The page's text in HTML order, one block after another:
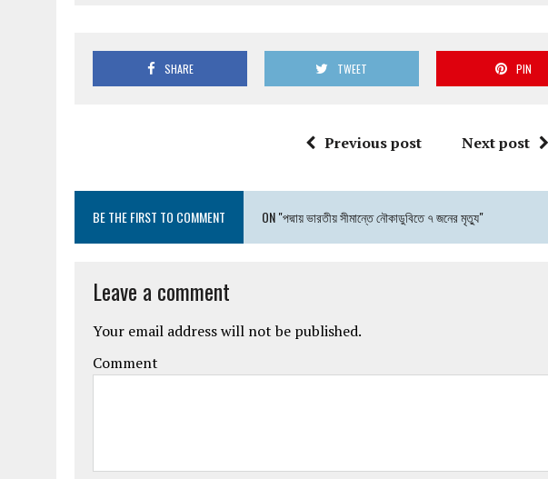
SHARE TWEET PIN
Previous post Next post
BE THE FIRST TO COMMENT ON "পদ্মায় ভারতীয় সীমান্তে নৌকাডুবিতে ৭ জনের মৃত্যু"
Leave a comment
Your email address will not be published.
Comment